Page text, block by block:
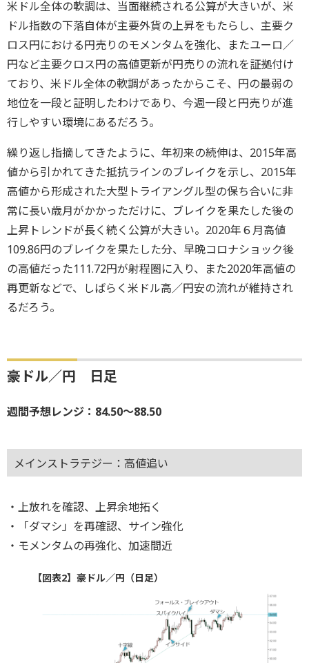
米ドル全体の軟調は、当面継続される公算が大きいが、米
ドル指数の下落自体が主要外貨の上昇をもたらし、主要ク
ロス円における円売りのモメンタムを強化、またユーロ／
円など主要クロス円の高値更新が円売りの流れを証拠付け
ており、米ドル全体の軟調があったからこそ、円の最弱の
地位を一段と証明したわけであり、今週一段と円売りが進
行しやすい環境にあるだろう。
繰り返し指摘してきたように、年初来の続伸は、2015年高
値から引かれてきた抵抗ラインのブレイクを示し、2015年
高値から形成された大型トライアングル型の保ち合いに非
常に長い歳月がかかっただけに、ブレイクを果たした後の
上昇トレンドが長く続く公算が大きい。2020年６月高値
109.86円のブレイクを果たした分、早晩コロナショック後
の高値だった111.72円が射程圏に入り、また2020年高値の
再更新などで、しばらく米ドル高／円安の流れが維持され
るだろう。
豪ドル／円 日足
週間予想レンジ：84.50～88.50
メインストラテジー：高値追い
・上放れを確認、上昇余地拓く
・「ダマシ」を再確認、サイン強化
・モメンタムの再強化、加速間近
【図表2】豪ドル／円（日足）